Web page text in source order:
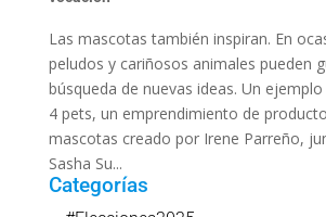
Las mascotas también inspiran. En
peludos y cariñosos animales pueden
búsqueda de nuevas ideas. Un
4 pets, un emprendimiento de
mascotas creado por Irene Parreño,
Sasha Su...
Categorías